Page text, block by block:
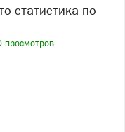
просмотров